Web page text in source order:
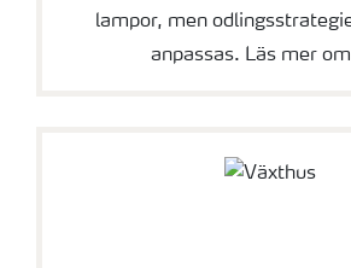
lampor, men
anpassas. Läs mer